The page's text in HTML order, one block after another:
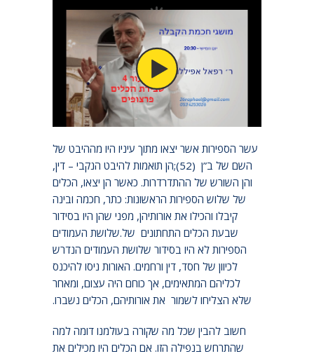
בבריאה, כל הכוחות היצירתיים הושקעו בדמות אדם
קדמון. הם יצאו בהאצלות שונות מהפתחים בפניו
לשם בניית העולמות.
עשר הספירות אשר יצאו מתוך עיניו היו מההיבט של
השם של ב”ן (52);הן תואמות להיבט הנקבי – דין,
והן השורש של ההתדרדרות. כאשר הן יצאו, הכלים
של שלוש הספירות הראשונות: כתר, חכמה ובינה
קיבלו והכילו את אורותיהן, מפני שהן היו בסידור
שלושת העמודים.שבעת הכלים התחתונים של
הספירות לא היו בסידור שלושת העמודים הנדרש
לכיוון של חסד, דין ורחמים. האורות ניסו להיכנס
לכליהם המתאימים, אך כוחם היה עצום, ומאחר
שלא הצליחו לשמור את אורותיהם, הכלים נשברו.
חשוב להבין שכל מה שקורה בעולמנו דומה למה
שהתרחש בנפילה הזו. אם הכלים היו מכילים את